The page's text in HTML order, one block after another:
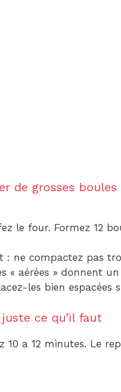
de grosses boules
le four. Formez 12
: ne compactez pas
« aérées » donnent
les bien espacées
ce qu’il faut
10 a 12 minutes. Le